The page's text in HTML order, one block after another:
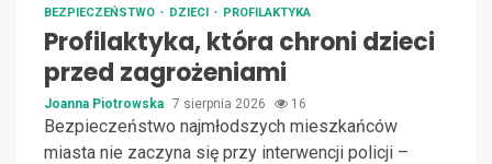
BEZPIECZEŃSTWO DZIECI PROFILAKTYKA
Profilaktyka, która chroni dzieci
przed zagrożeniami
Joanna Piotrowska 7 sierpnia 2026 16
Bezpieczeństwo najmłodszych mieszkańców
miasta nie zaczyna się przy interwencji policji –